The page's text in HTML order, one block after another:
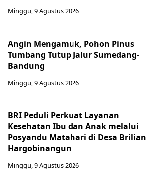
Minggu, 9 Agustus 2026
Angin Mengamuk, Pohon Pinus
Tumbang Tutup Jalur Sumedang-
Bandung
Minggu, 9 Agustus 2026
BRI Peduli Perkuat Layanan
Kesehatan Ibu dan Anak melalui
Posyandu Matahari di Desa Brilian
Hargobinangun
Minggu, 9 Agustus 2026